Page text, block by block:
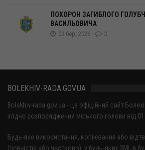
ПОХОРОН ЗАГИБЛОГО
ВАСИЛЬОВИЧА
09 бер, 2026 0
BOLEKHIV-RADA.GOV.UA
Bolekhiv-rada.gov.ua - це офіційний сайт
згідно розпорядження міського голови від
Будь-яке використання, копіювання або
(повністю або частково), у будь-яких ЗМІ, в